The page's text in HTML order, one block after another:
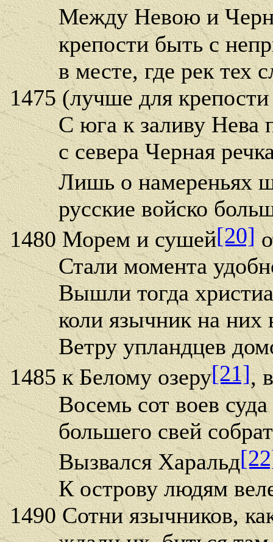
Между Невою и
крепости быть с
в месте, где рек тех
1475 (лучше для
С юга к заливу Нева
с севера Черная речка
Лишь о намереньях
русские войско
1480 Морем и сушей[20]
Стали момента
Вышли тогда
коли язычник на них
Ветру упландцев
1485 к Белому озеру[21],
Восемь сот воев суда
большего свей
Вызвался Харальд
К острову людям
1490 Сотни язычников,